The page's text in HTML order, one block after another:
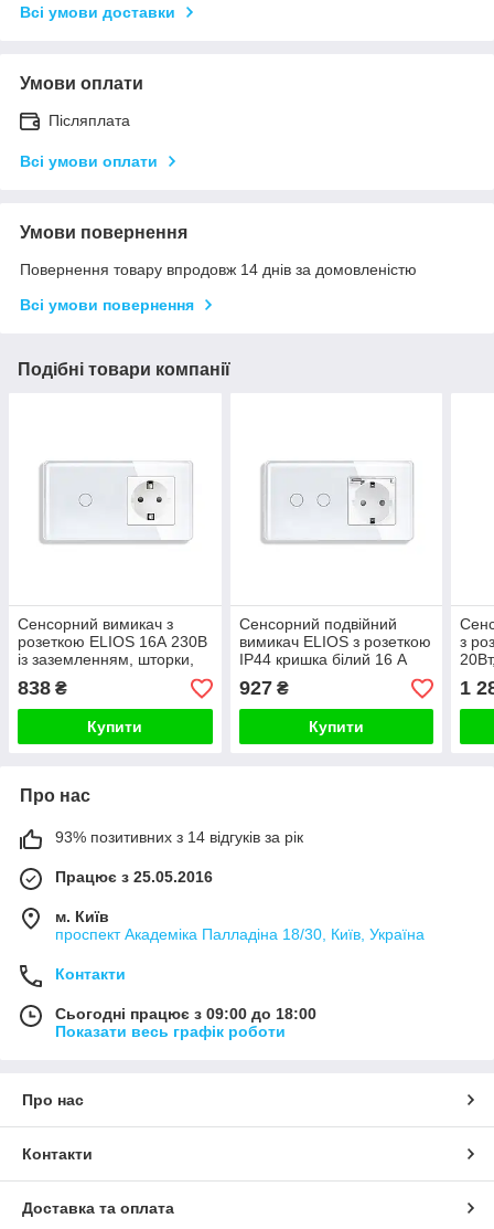
Всі умови доставки
Умови оплати
Післяплата
Всі умови оплати
Умови повернення
Повернення товару впродовж 14 днів за домовленістю
Всі умови повернення
Подібні товари компанії
Сенсорний вимикач з
розеткою ELIOS 16А 230В
із заземленням, шторки,
білий, скло
838 ₴
Купити
Сенсорний подвійний
вимикач ELIOS з розеткою
IP44 кришка білий 16 А
230 В із заземленням
шторки скло
927₴
Купити
з
16А
1
Про нас
93% позитивних з 14 відгуків за рік
Працює з 25.05.2016
м. Київ
проспект Академіка Палладіна 18/30, Київ, Україна
Контакти
Сьогодні працює з 09:00 до 18:00
Показати весь графік роботи
Про нас
Контакти
Доставка та оплата